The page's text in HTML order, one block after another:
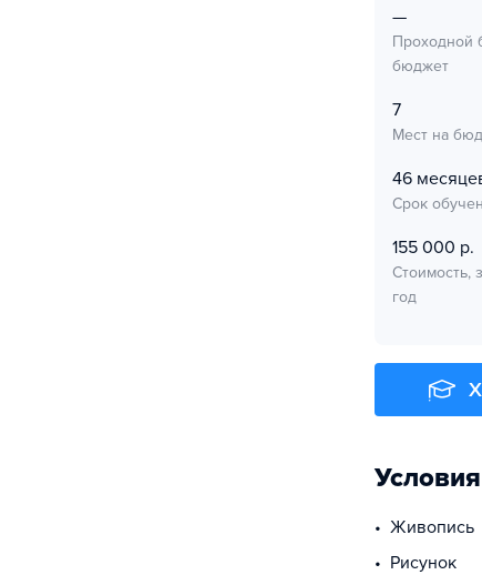
—
Проходной
бюджет
7
Мест на
46
Срок
155 000 р.
Стоимость,
год
живопись
рисунок